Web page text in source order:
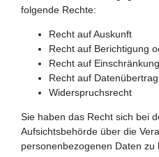
folgende Rechte:
Recht auf Auskunft
Recht auf Berichtigung
Recht auf
Recht auf
Widerspruchsrecht
Sie haben das Recht sich bei
Aufsichtsbehörde über die
personenbezogenen Daten zu